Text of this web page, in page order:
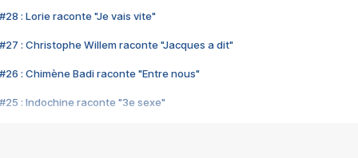
#28 : Lorie raconte "Je vais vite"
#27 : Christophe Willem raconte "Jacques a dit"
#26 : Chimène Badi raconte "Entre nous"
#25 : Indochine raconte "3e sexe"